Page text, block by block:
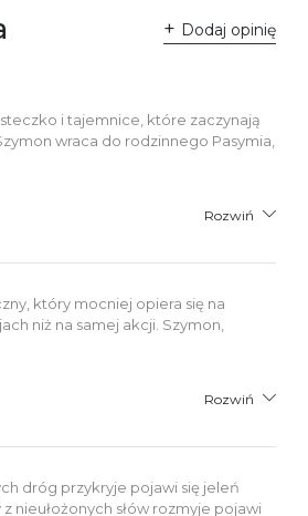
Dodaj opinię
i tajemnice, które zaczynają
wraca do rodzinnego Pasymia,
Rozwiń
który mocniej opiera się na
niż na samej akcji. Szymon,
Rozwiń
dróg przykryje pojawi się jeleń
z nieułożonych słów rozmyje pojawi